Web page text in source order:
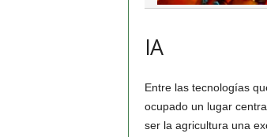
IA
Entre las tecnologías
ocupado un lugar
ser la agricultura una